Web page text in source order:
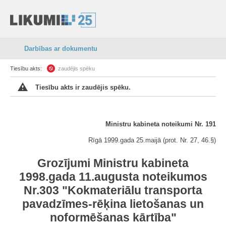
Darbības ar dokumentu
Tiesību akts: zaudējis spēku
Tiesību akts ir zaudējis spēku.
Ministru kabineta noteikumi Nr. 191
Rīgā 1999.gada 25.maijā (prot. Nr. 27, 46.§)
Grozījumi Ministru kabineta
1998.gada 11.augusta noteikumos
Nr.303 "Kokmateriālu transporta
pavadzīmes-rēķina lietošanas un
noformēšanas kārtība"